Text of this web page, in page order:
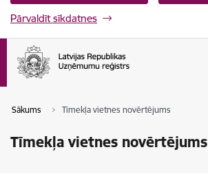
Pārvaldīt sīkdatnes
Sākums Tīmekļa vietnes novērtējums
Tīmekļa vietnes novērtējums